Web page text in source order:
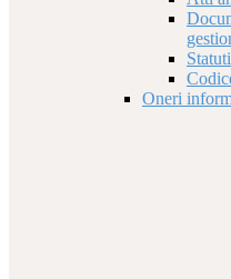
Oneri